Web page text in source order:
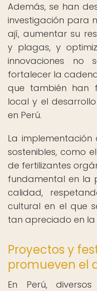
Además, se han
investigación para
ají, aumentar su
y plagas, y
innovaciones no
fortalecer la
que también han
local y el
en Perú.
La
sostenibles, como
de fertilizantes
fundamental en la
calidad,
cultural en el que
tan apreciado en
Proyectos y
promueven el
En Perú,